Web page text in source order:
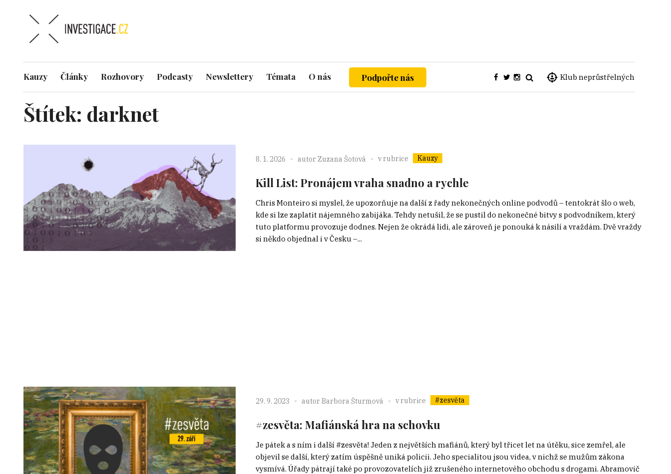
Klub neprůstřelných
Kauzy Články Rozhovory Podcasty Newslettery Témata O nás Podpořte nás
Štítek: darknet
8. 1. 2026 autor Zuzana Šotová v rubrice Kauzy
Kill List: Pronájem vraha snadno a rychle
Chris Monteiro si myslel, že upozorňuje na další z řady nekonečných online podvodů – tentokrát šlo o web,
kde si lze zaplatit nájemného zabijáka. Tehdy netušil, že se pustil do nekonečné bitvy s podvodníkem, který
tuto platformu provozuje dodnes. Nejen že okrádá lidi, ale zároveň je ponouká k násilí a vraždám. Dvě vraždy
si někdo objednal i v Česku –...
29. 9. 2023 autor Barbora Šturmová v rubrice #zesvěta
#zesvěta: Mafiánská hra na schovku
Je pátek a s ním i další #zesvěta! Jeden z největších mafiánů, který byl třicet let na útěku, sice zemřel, ale
objevil se další, který zatím úspěšně uniká policii. Jeho specialitou jsou videa, v nichž se mužům zákona
vysmívá. Úřady pátrají také po provozovatelích již zrušeného internetového obchodu s drogami. Abramovič